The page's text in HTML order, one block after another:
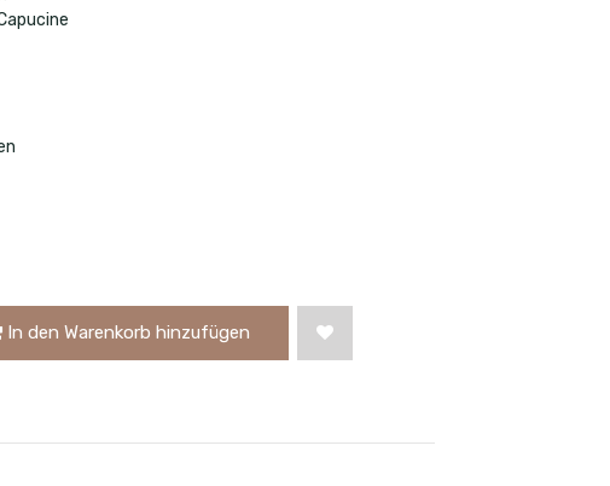
In den Warenkorb hinzufügen